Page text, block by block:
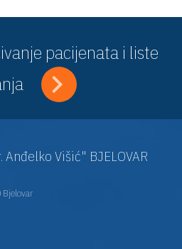
pacijenata i liste
Anđelko Višić" BJELOVAR